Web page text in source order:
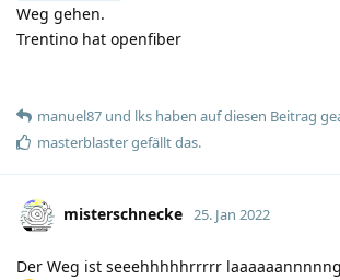
Weg gehen.
Trentino hat openfiber
manuel87 und lks haben auf diesen Beitrag
masterblastergefällt das.
misterschnecke 25. Jan 2022
Der Weg ist seeehhhhhrrrrr